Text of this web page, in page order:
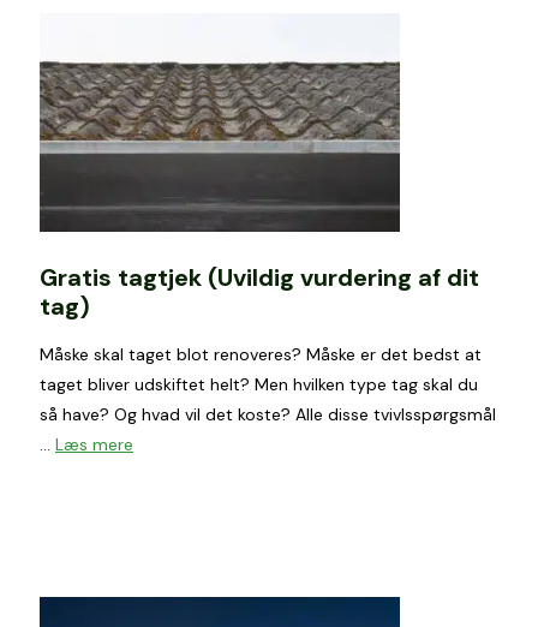
Gratis tagtjek (Uvildig vurdering af dit
tag)
Måske skal taget blot renoveres? Måske er det bedst at
taget bliver udskiftet helt? Men hvilken type tag skal du
så have? Og hvad vil det koste? Alle disse tvivlsspørgsmål
… Læs mere